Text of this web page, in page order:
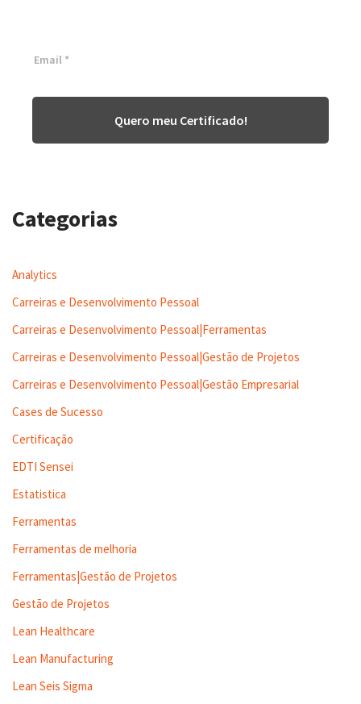
Quero meu Certificado!
Categorias
Analytics
Carreiras e Desenvolvimento Pessoal
Carreiras e Desenvolvimento Pessoal|Ferramentas
Carreiras e Desenvolvimento Pessoal|Gestão de Projetos
Carreiras e Desenvolvimento Pessoal|Gestão Empresarial
Cases de Sucesso
Certificação
EDTI Sensei
Estatistica
Ferramentas
Ferramentas de melhoria
Ferramentas|Gestão de Projetos
Gestão de Projetos
Lean Healthcare
Lean Manufacturing
Lean Seis Sigma